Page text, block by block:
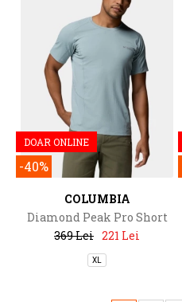
DOAR ONLINE
-40%
COLUMBIA
Diamond Peak Pro Short
Sleeve
369 Lei 221 Lei
XL